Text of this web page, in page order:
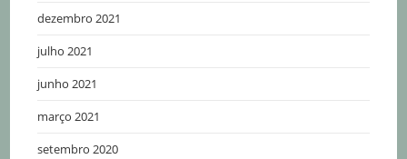
dezembro 2021
julho 2021
junho 2021
março 2021
setembro 2020